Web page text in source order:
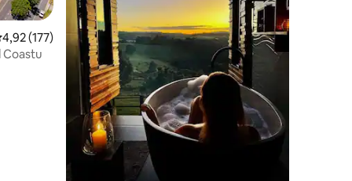
ocjena: 4,92/5, recenzija: 177
4,92 (177)
Coastu